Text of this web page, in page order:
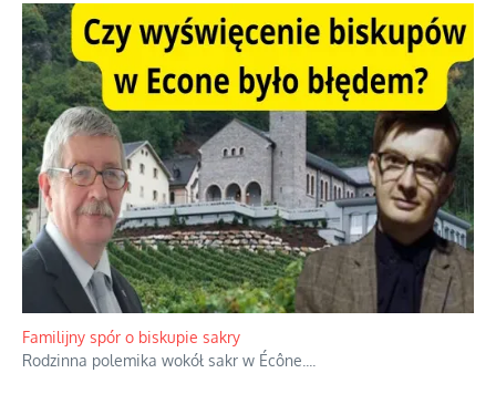
Familijny spór o biskupie sakry
Rodzinna polemika wokół sakr w Écône.